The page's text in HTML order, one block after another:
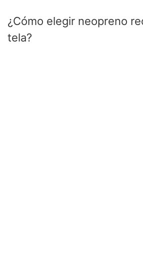
¿Cómo elegir neopreno
tela?